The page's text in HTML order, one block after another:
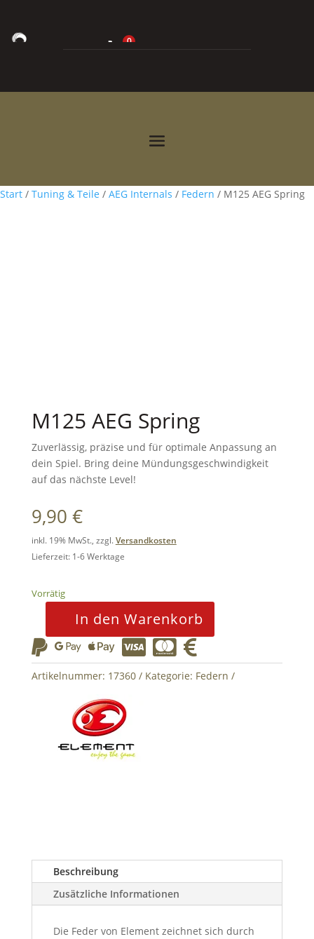
0
Start / Tuning & Teile / AEG Internals / Federn / M125 AEG Spring
M125 AEG Spring
Zuverlässig, präzise und für optimale Anpassung an
dein Spiel. Bring deine Mündungsgeschwindigkeit
auf das nächste Level!
9,90 €
inkl. 19% MwSt., zzgl.Versandkosten
Lieferzeit: 1-6 Werktage
Vorrätig
AEG
Spring
Menge
In den Warenkorb
     
Artikelnummer: 17360 Kategorie: Federn
Beschreibung
Zusätzliche Informationen
Die Feder von Element zeichnet sich durch